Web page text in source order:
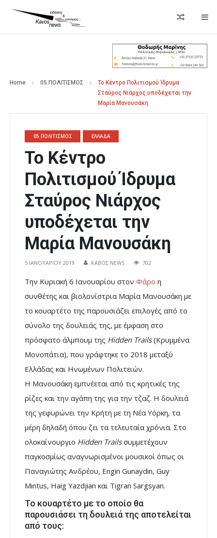
Home 05.ΠΟΛΙΤΙΣΜΟΣ
Το Κέντρο Πολιτισμού Ίδρυμα
Σταύρος Νιάρχος υποδέχεται την
Μαρία Μανουσάκη
05.ΠΟΛΙΤΙΣΜΟΣ ΕΛΛΑΔΑ
Το Κέντρο
Πολιτισμού Ίδρυμα
Σταύρος Νιάρχος
υποδέχεται την
Μαρία Μανουσάκη
5 ΙΑΝΟΥΑΡΊΟΥ 2019 ΚΑΒΟΣ NEWS 702
Την Κυριακή 6 Ιανουαρίου στον Φάρο η
συνθέτης και βιολονίστρια Μαρία Μανουσάκη με
το κουαρτέτο της παρουσιάζει επιλογές από το
σύνολο της δουλειάς της, με έμφαση στο
πρόσφατο άλμπουμ της Hidden Trails(Κρυμμένα
Μονοπάτια), που γράφτηκε το 2018 μεταξύ
Ελλάδας και Ηνωμένων Πολιτειών.
Η Μανουσάκη εμπνέεται από τις κρητικές της
ρίζες και την αγάπη της για την τζαζ. H δουλειά
της γεφυρώνει την Κρήτη με τη Νέα Υόρκη, τα
μέρη δηλαδή όπου ζει τα τελευταία χρόνια. Στο
ολοκαίνουργιο Hidden Trailsσυμμετέχουν
παγκοσμίως αναγνωρισμένοι μουσικοί όπως οι
Παναγιώτης Ανδρέου, Engin Gunaydin, Guy
Mintus, Haig Yazdjian και Tigran Sargsyan.
Το κουαρτέτο με το οποίο θα
παρουσιάσει τη δουλειά της αποτελείται
από τους: